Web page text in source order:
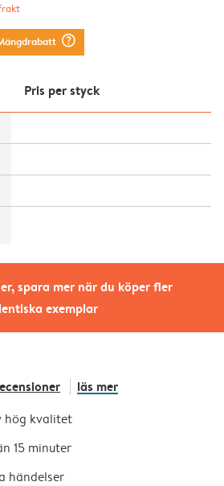
spara mer när du köper fler
exemplar
question_mark_circle
Pris per styck
läs mer
hög kvalitet
15 minuter
händelser